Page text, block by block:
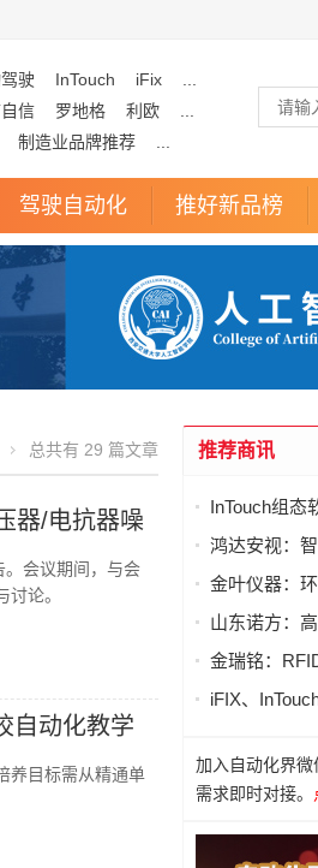
驶 InTouch iFix
信 罗地格 利欧
制造业品牌推荐
驾驶自动化 推好新品榜
总共有 29 篇文章
器/电抗器噪
。会议期间，与会
论。
自动化教学
养目标需从精通单
推荐商讯
InTouch组态
鸿达安视：
金叶仪器：
山东诺方：
金瑞铭：
iFIX、
加入自动化界微
需求即时对接。